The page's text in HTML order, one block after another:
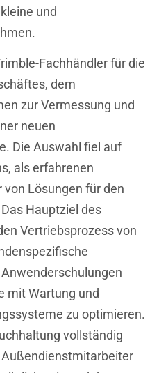
und
Fachhändler für die
dem
zur Vermessung und
neuen
Die Auswahl fiel auf
als erfahrenen
Lösungen für den
Hauptziel des
Vertriebsprozess von
mit Wartung und
zu optimieren.
vollständig